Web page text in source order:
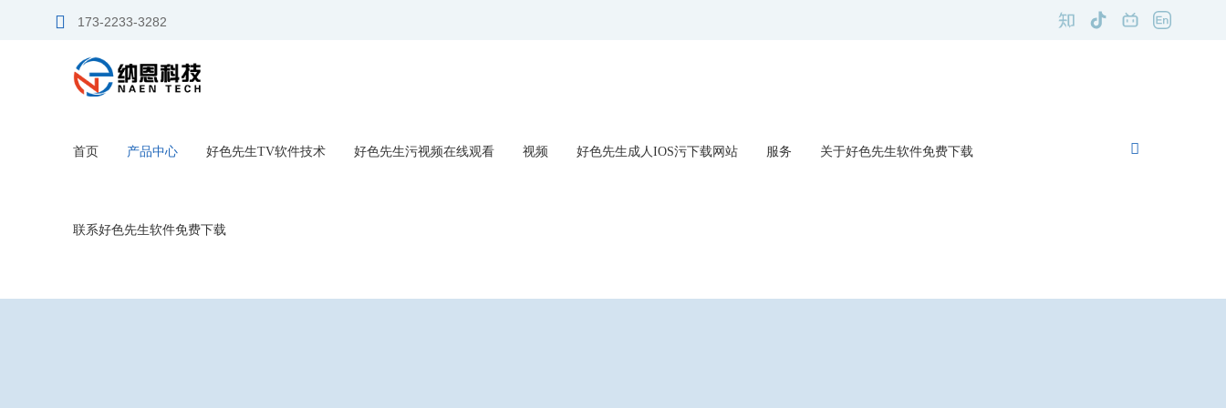
好色先生软件免费下载,好色先生TV软件,好色先生污视频在线观看,好色先生成人IOS污下载网站
173-2233-3282
首页 产品中心 好色先生TV软件技术 好色先生污视频在线观看 视频 好色先生成人IOS污下载网站 服务 关于好色先生软件免费下载
联系好色先生软件免费下载